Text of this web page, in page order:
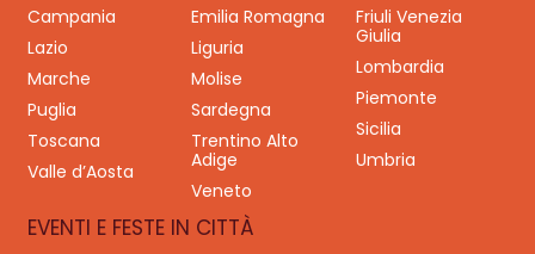
Campania
Emilia Romagna
Friuli Venezia
Giulia
Lazio
Liguria
Lombardia
Marche
Molise
Piemonte
Puglia
Sardegna
Sicilia
Toscana
Trentino Alto
Adige
Umbria
Valle d’Aosta
Veneto
EVENTI E FESTE IN CITTÀ